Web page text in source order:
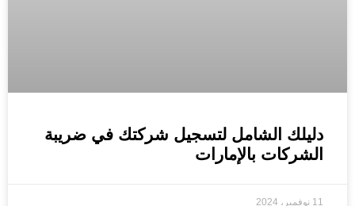
دليلك الشامل لتسجيل شركتك في ضريبة
الشركات بالإمارات
11 نوفمبر، 2024